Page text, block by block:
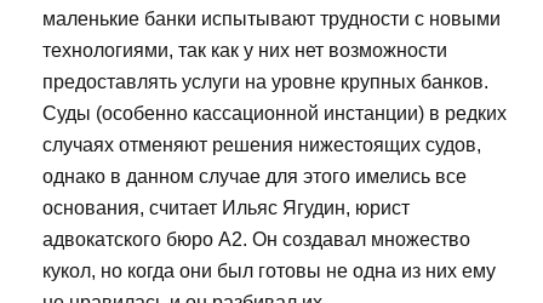
маленькие банки испытывают трудности с новыми
технологиями, так как у них нет возможности
предоставлять услуги на уровне крупных банков.
Суды (особенно кассационной инстанции) в редких
случаях отменяют решения нижестоящих судов,
однако в данном случае для этого имелись все
основания, считает Ильяс Ягудин, юрист
адвокатского бюро А2. Он создавал множество
кукол, но когда они был готовы не одна из них ему